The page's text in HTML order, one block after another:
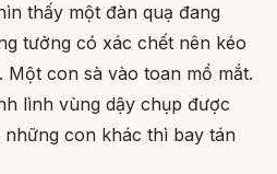
thấy một đàn quạ đang
tưởng có xác chết nên kéo
con sà vào toan mổ mắt.
lình vùng dậy chụp được
con khác thì bay tán